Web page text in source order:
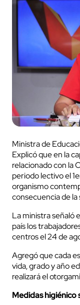
Ministra de
Explicó que en la
relacionado con la
periodo lectivo el
organismo
consecuencia de
La ministra señaló
país los
centros el 24 de
Agregó que cada
vida, grado y año
realizará el
Medidas higiénico